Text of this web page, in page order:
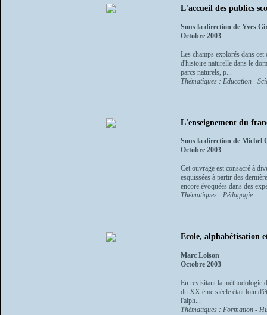
L'accueil des publics
Sous la direction de Yves
Octobre 2003
Les champs explorés dans
d'histoire naturelle dans le
parcs naturels, p...
Thématiques : Education -
L'enseignement du
Sous la direction de Michel
Octobre 2003
Cet ouvrage est consacré à
esquissées à partir des
encore évoquées dans des
Thématiques : Pédagogie
Ecole, alphabétisation
Marc Loison
Octobre 2003
En revisitant la méthodologie
du XX ème siècle était loin
l'alph...
Thématiques : Formation -